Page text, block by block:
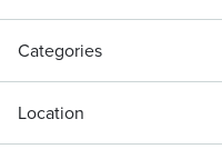
Categories
Location